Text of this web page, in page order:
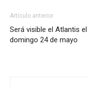
Artículo anterior
Será visible el Atlantis el
domingo 24 de mayo